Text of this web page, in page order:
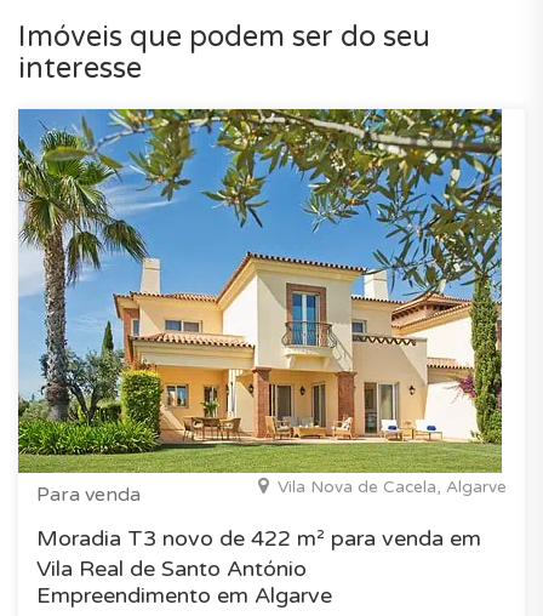
Imóveis que podem ser do seu
interesse
Para venda Vila Nova de Cacela, Algarve
Moradia T3 novo de 422 m² para venda em
Vila Real de Santo António
Empreendimento em Algarve